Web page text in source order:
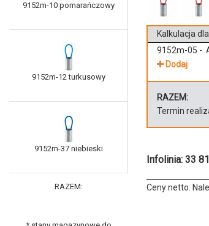
9152m-10 pomarańczowy
9152m-12 turkusowy
9152m-37 niebieski
RAZEM:
Kalkulacja
9152m-05 -
Dodaj
RAZEM:
Termin
Infolinia: 33
Ceny netto.